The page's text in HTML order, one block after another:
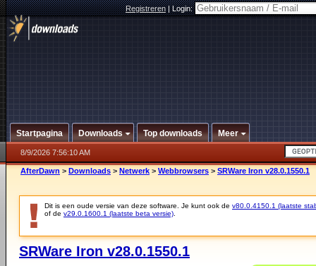
Registreren|Login:
Startpagina Downloads Top downloads Meer
8/9/2026 7:56:10 AM
AfterDawn > Downloads > Netwerk > Webbrowsers > SRWare Iron v28.0.1550.1
Dit is een oude versie van deze software. Je kunt ook de v80.0.4150.1 (laatste
of de v29.0.1600.1 (laatste beta versie)
SRWare Iron v28.0.1550.1